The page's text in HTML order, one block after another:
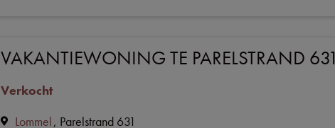
VAKANTIEWONING TE PARELSTRAND 631
Verkocht
Lommel Parelstrand 631